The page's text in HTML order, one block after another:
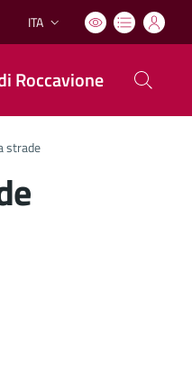
Lingua attiva:
ITA
Roccavione
strade